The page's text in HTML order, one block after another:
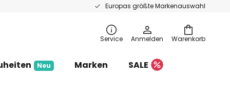
Europas größte Markenauswahl
Warenkorb
Service Anmelden
Neu Marken SALE